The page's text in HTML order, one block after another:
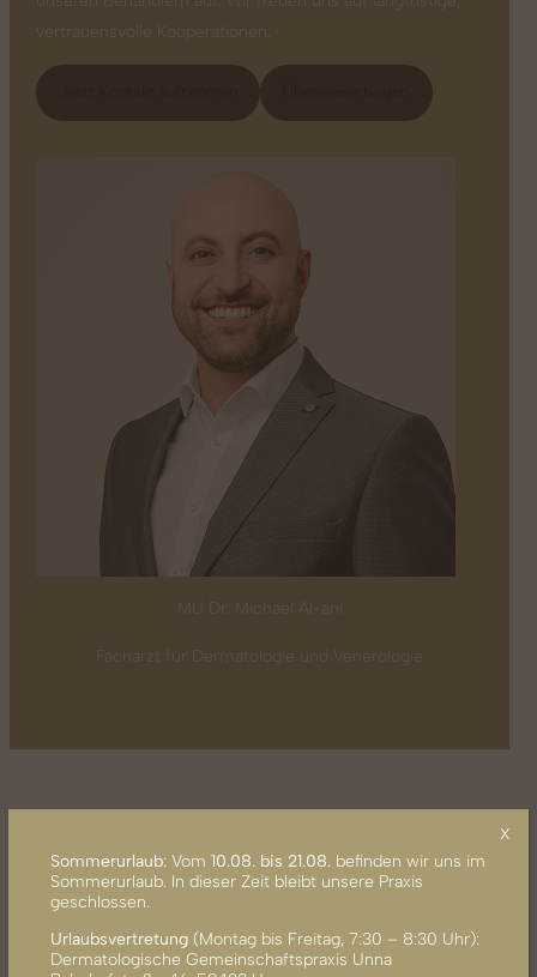
vertrauensvolle Kooperationen.
MU Dr. Michael Al-ani
Facharzt für Dermatologie und Venerologie
Unsere dermatologische Fachpraxis in Arnsberg bietet ein
breites und modernes Leistungsspektrum, das sowohl die
klassische Dermatologie als auch spezialisierte
Sommerurlaub:Vom 10.08. bis 21.08.befinden wir uns im
Sommerurlaub. In dieser Zeit bleibt unsere Praxis
geschlossen.
Urlaubsvertretung(Montag bis Freitag, 7:30 – 8:30 Uhr):
Dermatologische Gemeinschaftspraxis Unna
x